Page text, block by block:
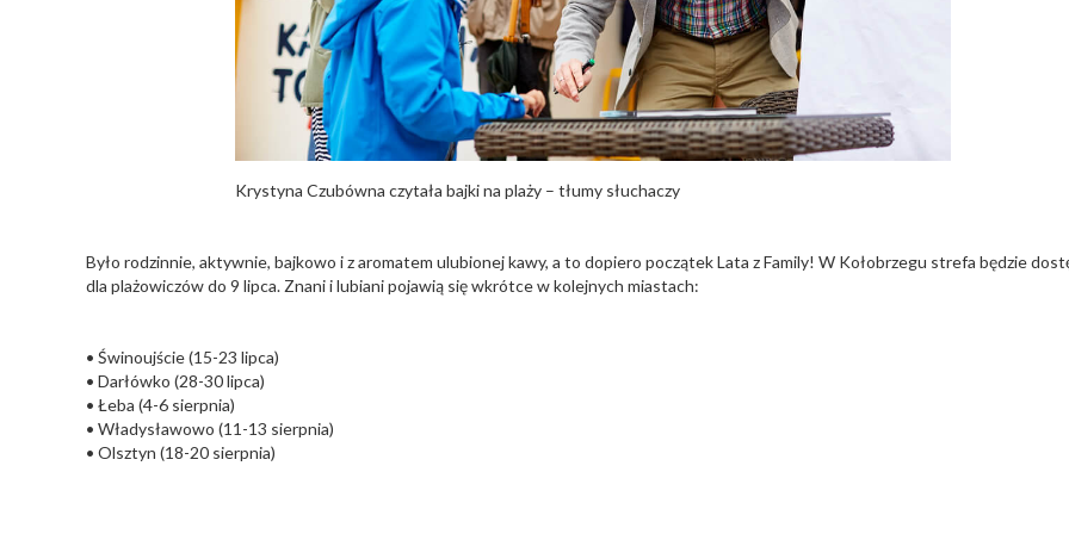
Krystyna Czubówna czytała bajki na plaży – tłumy słuchaczy
Było rodzinnie, aktywnie, bajkowo i z aromatem ulubionej kawy, a to dopiero początek Lata z Family! W Kołobrzegu strefa będzie
dla plażowiczów do 9 lipca. Znani i lubiani pojawią się wkrótce w kolejnych miastach:
• Świnoujście (15-23 lipca)
• Darłówko (28-30 lipca)
• Łeba (4-6 sierpnia)
• Władysławowo (11-13 sierpnia)
• Olsztyn (18-20 sierpnia)